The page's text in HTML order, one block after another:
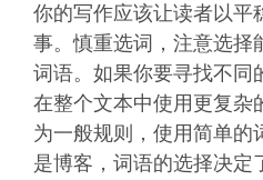
你的写作应该让读者以平
事。慎重选词，注意选择
词语。如果你要寻找不同
在整个文本中使用更复杂
为一般规则，使用简单的
是博客，词语的选择决定